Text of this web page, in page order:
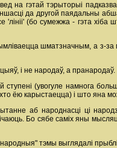
гэтай тэрыторыі
да другой паядальны
(бо сумежжа - гэта хіба
шматзначным, а з-за
і не народаў, а пранародаў.
ступені (увогуле намнога
хто ёю карыстаецца) і што яна
аб народнасці ці
Бо сябе саміх яны
тэмы выглядалі